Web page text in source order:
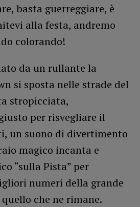
basta guerreggiare, è
alla festa, andremo
colorando!
da un rullante la
si sposta nelle strade del
stropicciata,
per risvegliare il
un suono di divertimento
magico incanta e
“sulla Pista” per
numeri della grande
che ne rimane.